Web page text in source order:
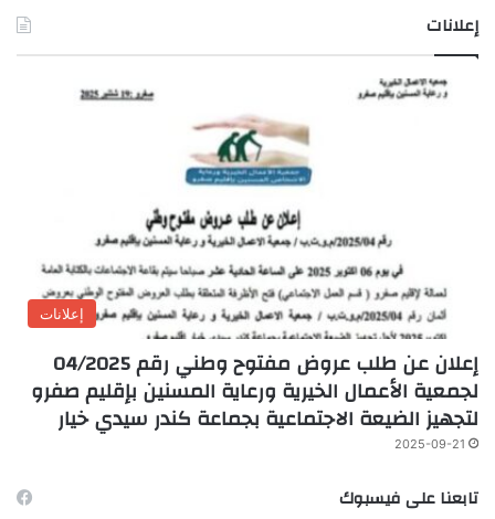
إعلانات
إعلانات
إعلان عن طلب عروض مفتوح وطني رقم 04/2025
لجمعية الأعمال الخيرية ورعاية المسنين بإقليم صفرو
لتجهيز الضيعة الاجتماعية بجماعة كندر سيدي خيار
2025-09-21
تابعنا على فيسبوك